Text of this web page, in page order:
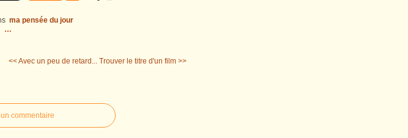
ma pensée du jour
…
<< Avec un peu de retard... Trouver le titre d'un film >>
commentaire